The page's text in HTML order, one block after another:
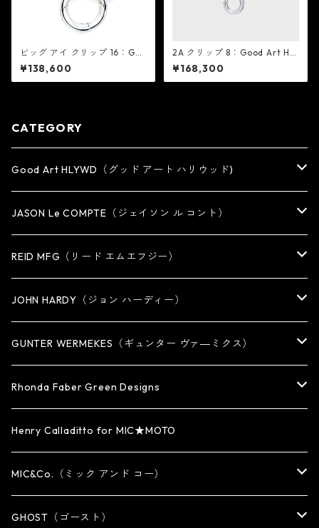
ビッグ アイ クリップ 16：Goo
d Art HLYWD グッド アート
ハリウッド
¥138,600
2A クリップ 8：Good Art HL
YWD グッド アート ハリウッ
ド
¥168,300
CATEGORY
Good Art HLYWD（グッド アート ハリウッド)
RING
EARRING・EAR CUFF
PENDANT
BRACELET
WATCH BAND
CUFF・BUNGLE
NECKLACE
KEY CHAIN
JASON Le COMPTE（ジェイソン ル コント）
NECKLACE
BRACELET
KEY CHAIN
REID MFG（リード エムエフジー）
RING
EARRING
PENDANT
BRACELET/CUFF
NECKLACE
WALLET
JOHN HARDY（ジョン ハーディー）
RING
BRACELET
PENDANT / NECKLACE
GUNTER WERMEKES（ギュンター ヴァ―ミクス）
RING
PENDANT / NECKLACE
EARRING
OTHER
Rhonda Faber Green Designs
RING
PENDANT
EARRING
Henry Calladitto for MIC★MOTO
MIC&Co.（ミック アンド コー）
RING
GHOST（ゴースト）